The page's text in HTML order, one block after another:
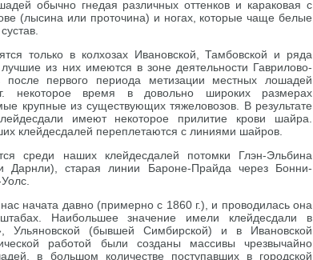
обычно гнедая различных оттенков и караковая с
(лысина или проточина) и ногах, которые чаще белые
только в колхозах Ивановской, Тамбовской и ряда
из них имеются в зоне деятельности Гаврилово-
после первого периода метизации местных лошадей
некоторое время в довольно широких размерах
крупные из существующих тяжеловозов. В результате
имеют некоторое прилитие крови шайра.
клейдесдалей переплетаются с линиями шайров.
среди наших клейдесдалей потомки Глэн-Эльбина
Дарнли), старая линии Бароне-Прайда через Бонни-
начата давно (примерно с 1860 г.), и проводилась она
Наибольшее значение имели клейдесдали в
Ульяновской (бывшей Симбирской) и в Ивановской
работой были созданы массивы чрезвычайно
в большом количестве поступавших в городской